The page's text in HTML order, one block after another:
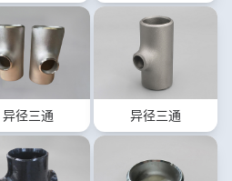
异径三通 异径三通